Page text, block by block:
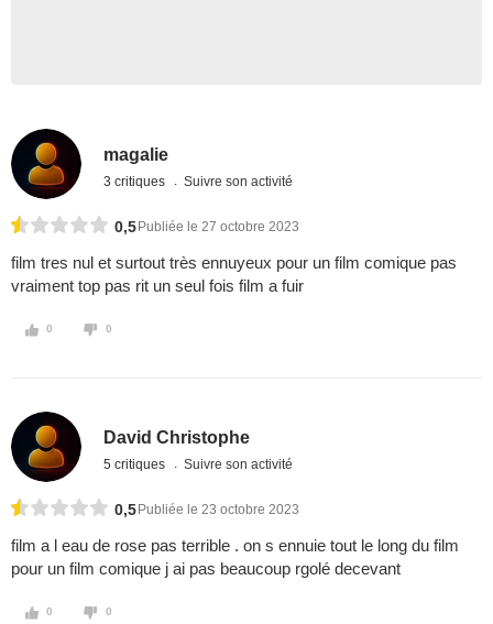
magalie
3 critiques Suivre son activité
0,5 Publiée le 27 octobre 2023
film tres nul et surtout très ennuyeux pour un film comique pas
vraiment top pas rit un seul fois film a fuir
0 0
David Christophe
5 critiques Suivre son activité
0,5 Publiée le 23 octobre 2023
film a l eau de rose pas terrible . on s ennuie tout le long du film
pour un film comique j ai pas beaucoup rgolé decevant
0 0